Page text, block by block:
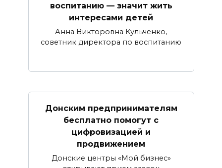
воспитанию — значит жить
интересами детей
Анна Викторовна Кульченко,
советник директора по воспитанию
Донским предпринимателям
бесплатно помогут с
цифровизацией и
продвижением
Донские центры «Мой бизнес»